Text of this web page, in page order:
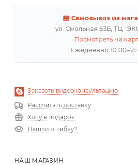
🏪 Самовывоз из
ул. Смольная 63Б, ТЦ
Посмотреть на
Ежедневно
Заказать видеоконсультацию
Рассчитать доставку
Хочу в подарок
Нашли ошибку?
НАШ МАГАЗИН